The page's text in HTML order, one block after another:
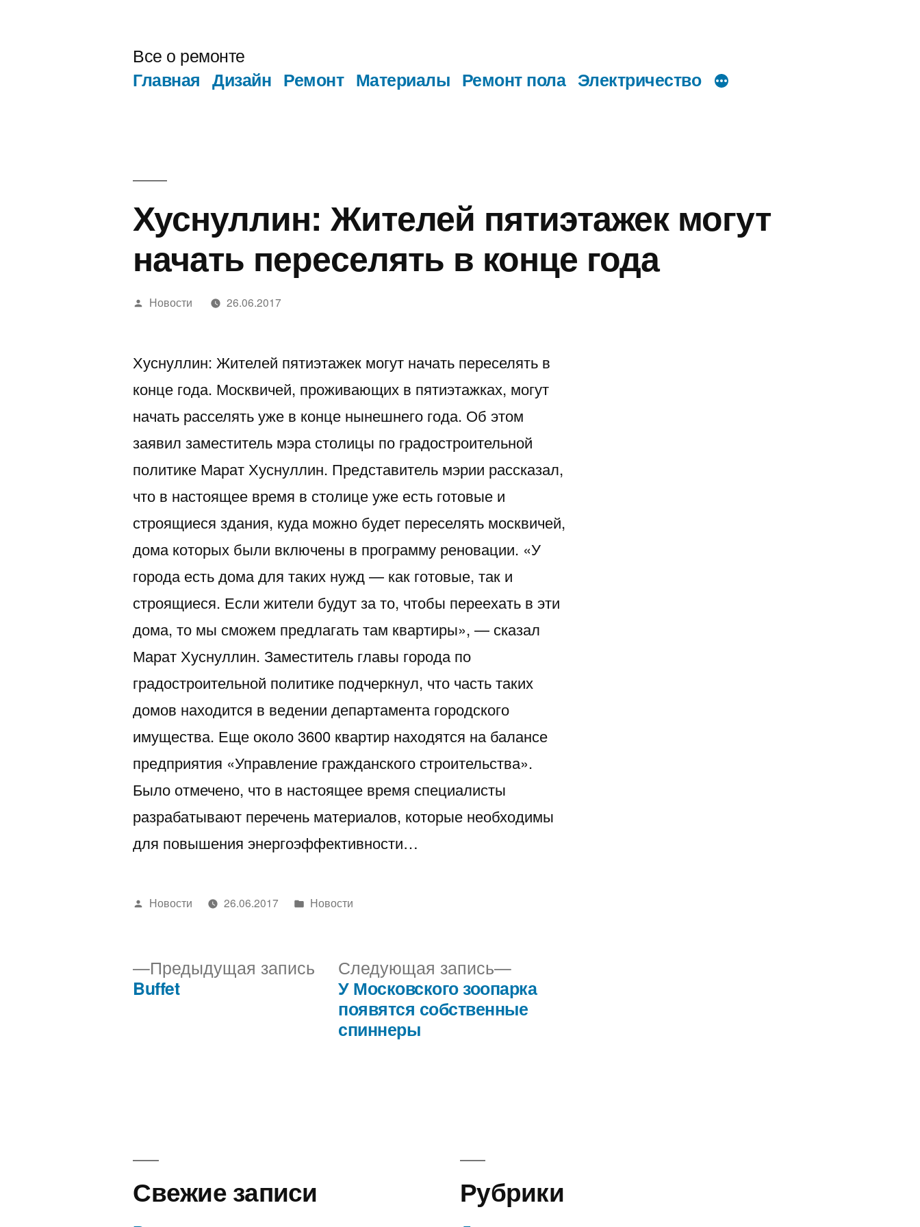
Все о ремонте
Главная Дизайн Ремонт Материалы Ремонт пола Электричество
Хуснуллин: Жителей пятиэтажек могут
начать переселять в конце года
Написано
Новости 26.06.2017
Хуснуллин: Жителей пятиэтажек могут начать переселять в
конце года. Москвичей, проживающих в пятиэтажках, могут
начать расселять уже в конце нынешнего года. Об этом
заявил заместитель мэра столицы по градостроительной
политике Марат Хуснуллин. Представитель мэрии рассказал,
что в настоящее время в столице уже есть готовые и
строящиеся здания, куда можно будет переселять москвичей,
дома которых были включены в программу реновации. «У
города есть дома для таких нужд — как готовые, так и
строящиеся. Если жители будут за то, чтобы переехать в эти
дома, то мы сможем предлагать там квартиры», — сказал
Марат Хуснуллин. Заместитель главы города по
градостроительной политике подчеркнул, что часть таких
домов находится в ведении департамента городского
имущества. Еще около 3600 квартир находятся на балансе
предприятия «Управление гражданского строительства».
Было отмечено, что в настоящее время специалисты
разрабатывают перечень материалов, которые необходимы
для повышения энергоэффективности…
Написано
Новости 26.06.2017
Написано
Новости
Навигация
Предыдущая запись Предыдущая
запись:
Buffet
Следующая запись
Следующая
запись:
У Московского зоопарка
появятся собственные
спиннеры
Свежие записи Рубрики